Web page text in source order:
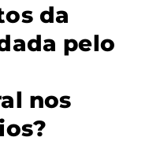
da
pelo
nos